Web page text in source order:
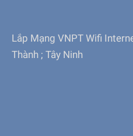
Lắp Mạng VNPT Wifi
Thành ; Tây Ninh